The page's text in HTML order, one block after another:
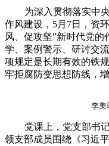
为深入贯彻落实中
作风建设，5月7日，资
风、促攻坚”新时代党
学、案例警示、研讨交
项规定是长期有效的铁
牢拒腐防变思想防线，
李美
党课上，党支部书
领支部成员围绕《习近